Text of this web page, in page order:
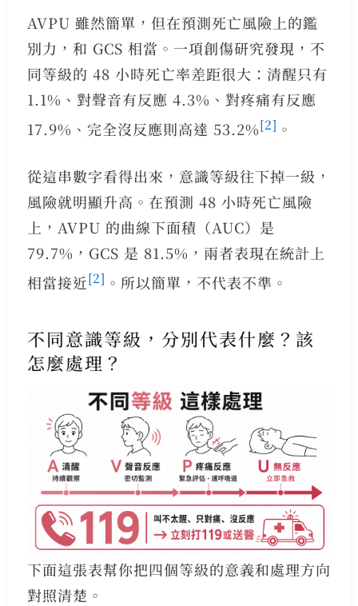
AVPU 雖然簡單，但在預測死亡風險上的鑑
別力，和 GCS 相當。一項創傷研究發現，不
同等級的 48 小時死亡率差距很大：清醒只有
1.1%、對聲音有反應 4.3%、對疼痛有反應
17.9%、完全沒反應則高達 53.2%[2] 。
從這串數字看得出來，意識等級往下掉一級，
風險就明顯升高。在預測 48 小時死亡風險
上，AVPU 的曲線下面積（AUC）是
79.7%，GCS 是 81.5%，兩者表現在統計上
相當接近[2] 。所以簡單，不代表不準。
不同意識等級，分別代表什麼？該
怎麼處理？
下面這張表幫你把四個等級的意義和處理方向
對照清楚。